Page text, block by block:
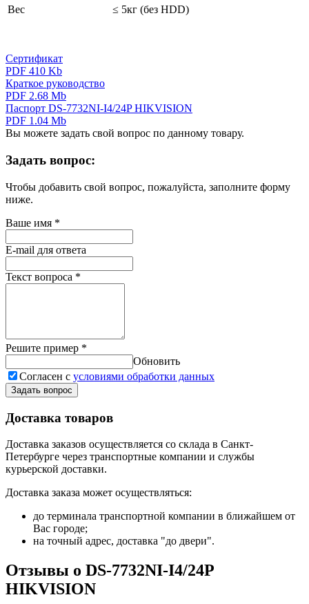
Вес
≤ 5кг (без HDD)
Сертификат
PDF 410 Kb
Краткое руководство
PDF 2.68 Mb
Паспорт DS-7732NI-I4/24P HIKVISION
PDF 1.04 Mb
Вы можете задать свой вопрос по данному товару.
Задать вопрос:
Чтобы добавить свой вопрос, пожалуйста, заполните форму
ниже.
Ваше имя *
E-mail для ответа
Текст вопроса *
Решите пример *
Обновить
Согласен с условиями обработки данных
Задать вопрос
Доставка товаров
Доставка заказов осуществляется со склада в Санкт-
Петербурге через транспортные компании и службы
курьерской доставки.
Доставка заказа может осуществляться:
до терминала транспортной компании в ближайшем от
Вас городе;
на точный адрес, доставка "до двери".
Отзывы о DS-7732NI-I4/24P
HIKVISION